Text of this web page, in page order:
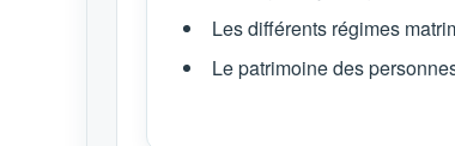
Les différents régimes
Le patrimoine des